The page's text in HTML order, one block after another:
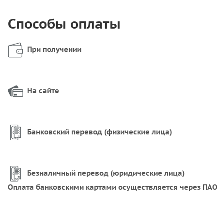
Способы оплаты
При получении
На сайте
Банковский перевод (физические лица)
Безналичный перевод (юридические лица)
Оплата банковскими картами осуществляется через